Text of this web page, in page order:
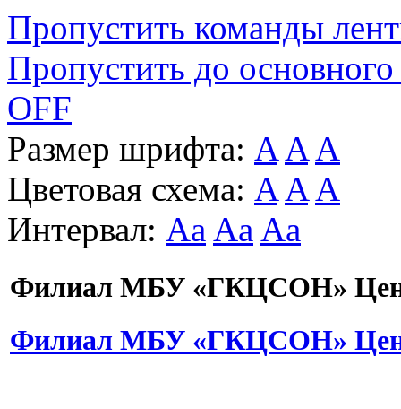
Пропустить команды
Пропустить до основного
OFF
Размер шрифта: A A A
Цветовая схема: A A A
Интервал: Aa Aa Aa
Филиал МБУ «ГКЦСОН»
Филиал МБУ «ГКЦСОН»